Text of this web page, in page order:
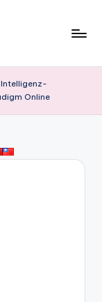
Online